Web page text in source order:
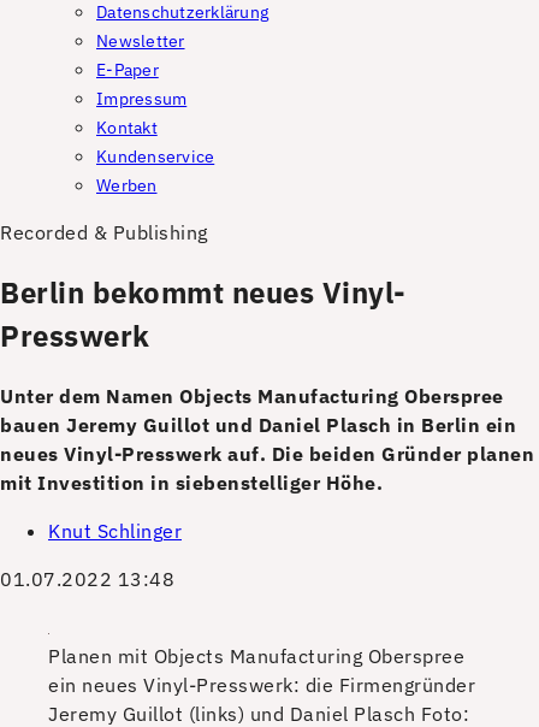
Datenschutzerklärung
Newsletter
E-Paper
Impressum
Kontakt
Kundenservice
Werben
Recorded & Publishing
Berlin bekommt neues Vinyl-
Presswerk
Unter dem Namen Objects Manufacturing Oberspree
bauen Jeremy Guillot und Daniel Plasch in Berlin ein
neues Vinyl-Presswerk auf. Die beiden Gründer planen
mit Investition in siebenstelliger Höhe.
Knut Schlinger
01.07.2022 13:48
Planen mit Objects Manufacturing Oberspree
ein neues Vinyl-Presswerk: die Firmengründer
Jeremy Guillot (links) und Daniel Plasch Foto: